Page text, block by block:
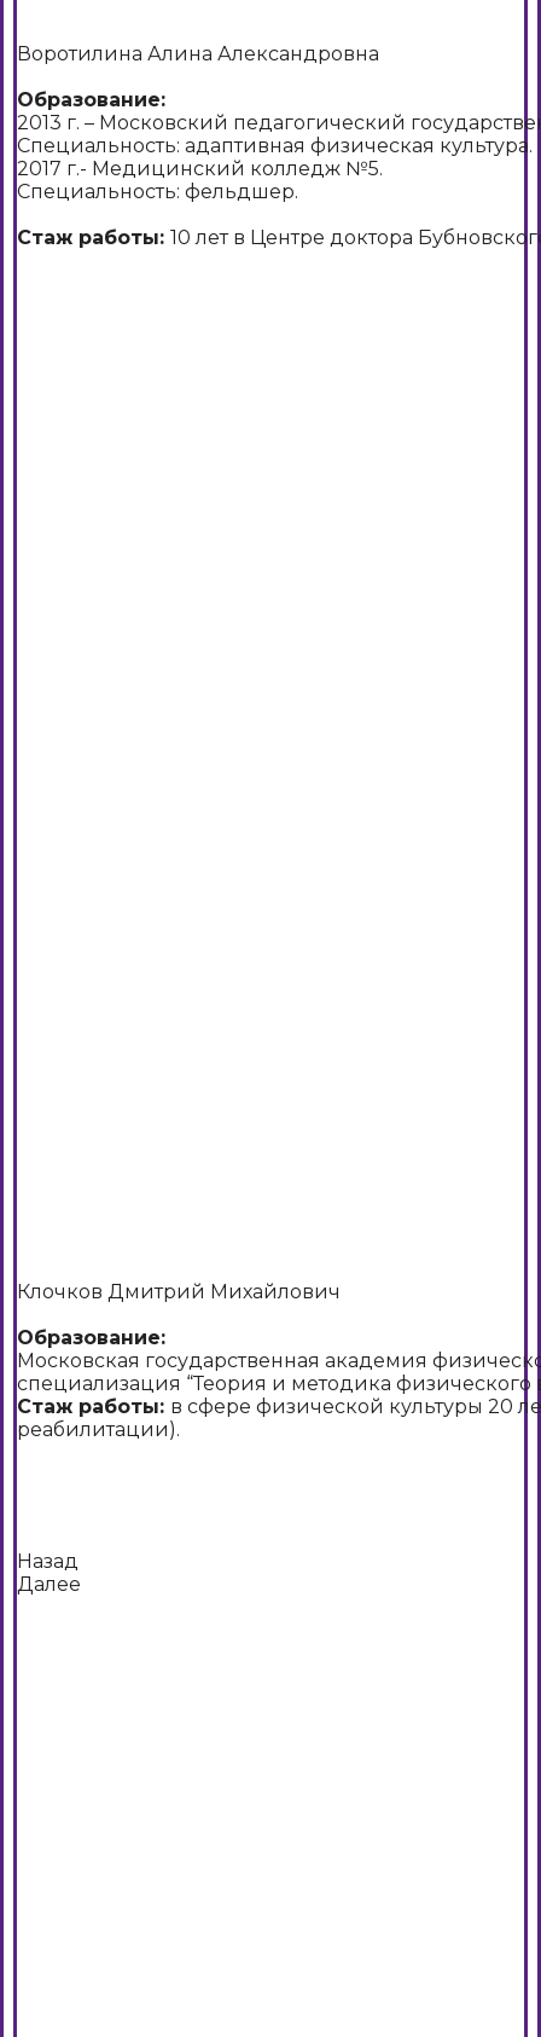
Воротилина Алина Александровна
Образование:
2013 г. – Московский педагогический
Специальность: адаптивная физическая культура.
2017 г.- Медицинский колледж №5.
Специальность: фельдшер.
Стаж работы: 10 лет в Центре доктора
Клочков Дмитрий Михайлович
Образование:
Московская государственная академия
специализация “Теория и методика физического
Стаж работы: в сфере физической культуры 20
реабилитации).
Назад
Далее